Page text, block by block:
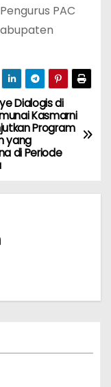
PAC
Dialogis di
Kasmarni
Program
yang
di Periode